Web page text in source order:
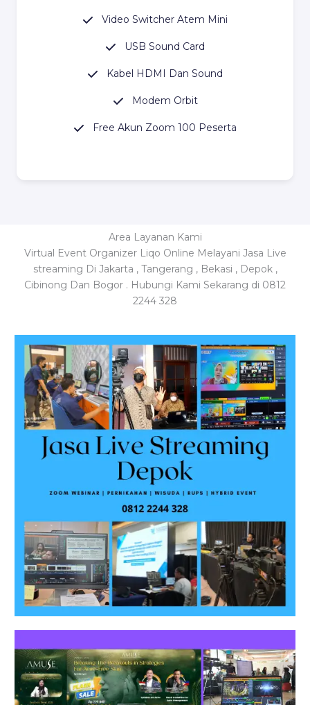
Video Switcher Atem Mini
USB Sound Card
Kabel HDMI Dan Sound
Modem Orbit
Free Akun Zoom 100 Peserta
Area Layanan Kami
Virtual Event Organizer Liqo Online Melayani Jasa Live
streaming Di Jakarta , Tangerang , Bekasi , Depok ,
Cibinong Dan Bogor . Hubungi Kami Sekarang di 0812
2244 328